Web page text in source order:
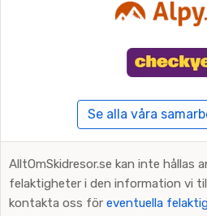
Se alla våra
AlltOmSkidresor.se kan inte hållas
felaktigheter i den information vi
kontakta oss för eventuella